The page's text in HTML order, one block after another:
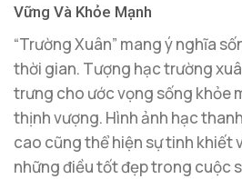
Vững Và Khỏe Mạnh
“Trường Xuân” mang ý nghĩa
thời gian. Tượng hạc trường
trưng cho ước vọng sống khỏe
thịnh vượng. Hình ảnh hạc
cao cũng thể hiện sự tinh khiết
những điều tốt đẹp trong cuộc